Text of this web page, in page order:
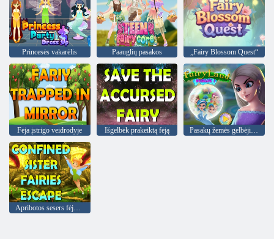
Princesės vakarėlis Paauglių pasakos „Fairy Blossom Quest“
Fėja įstrigo veidrodyje Išgelbėk prakeiktą fėją Pasakų žemės gelbėjimas
Apribotos sesers fėjos pabėgimas